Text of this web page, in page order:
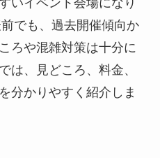
いイベント会場になり
でも、過去開催傾向か
ろや混雑対策は十分に
は、見どころ、料金、
分かりやすく紹介しま